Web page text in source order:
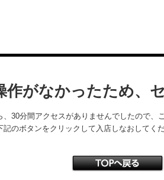
作がなかったため、
30分間アクセスがありませんでしたので、
のボタンをクリックして入店しなおしてくだ